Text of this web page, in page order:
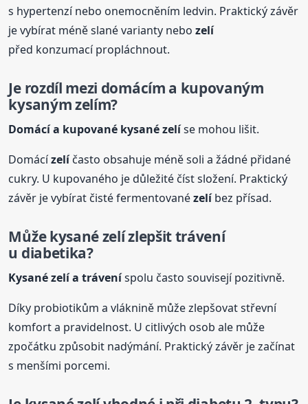
s hypertenzí nebo onemocněním ledvin. Praktický závěr
je vybírat méně slané varianty nebozelí
před konzumací propláchnout.
Je rozdíl mezi domácím a kupovaným
kysanýmzelím?
Domácí a kupované kysané zelíse mohou lišit.
Domácízelíčasto obsahuje méně soli a žádné přidané
cukry. U kupovaného je důležité číst složení. Praktický
závěr je vybírat čisté fermentovanézelíbez přísad.
Můžekysanézelízlepšit trávení
u diabetika?
Kysané zelía tráveníspolu často souvisejí pozitivně.
Díky probiotikům a vláknině může zlepšovat střevní
komfort a pravidelnost. U citlivých osob ale může
zpočátku způsobit nadýmání. Praktický závěr je začínat
s menšími porcemi.